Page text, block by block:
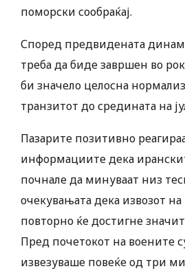
поморски сообраќај.
Според предвидената
треба да биде завршен во
би значело целосна
транзитот до средината на
Пазарите позитивно
информациите дека
почнале да минуваат низ
очекувањата дека извозот
повторно ќе достигне
Пред почетокот на воените
извезуваше повеќе од три